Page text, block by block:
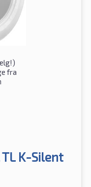
)
fra
TL K-Silent